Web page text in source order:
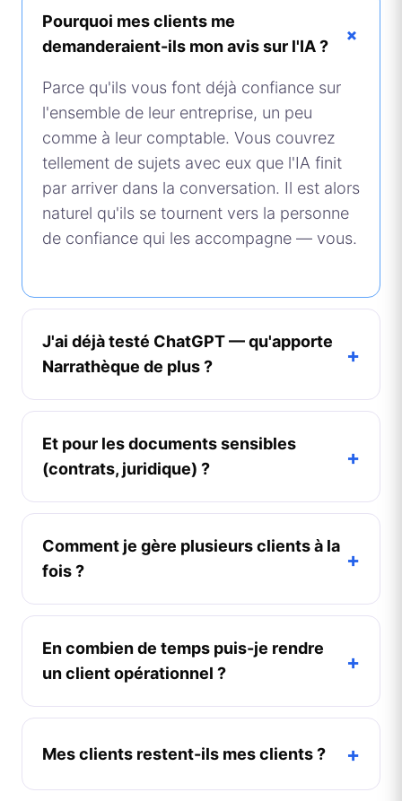
Pourquoi mes clients me
demanderaient-ils mon avis sur l'IA ?
+
Parce qu'ils vous font déjà confiance sur
l'ensemble de leur entreprise, un peu
comme à leur comptable. Vous couvrez
tellement de sujets avec eux que l'IA finit
par arriver dans la conversation. Il est alors
naturel qu'ils se tournent vers la personne
de confiance qui les accompagne — vous.
J'ai déjà testé ChatGPT — qu'apporte
Narrathèque de plus ?
+
Et pour les documents sensibles
(contrats, juridique) ?
+
Comment je gère plusieurs clients à la
fois ?
+
En combien de temps puis-je rendre
un client opérationnel ?
+
Mes clients restent-ils mes clients ? +